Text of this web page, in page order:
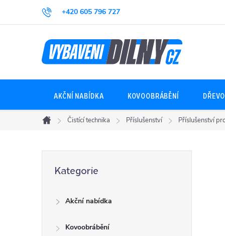
+420 605 796 727
AKČNÍ NABÍDKA KOVOOBRÁBĚNÍ
Domů
Čistící technika Příslušenství Příslušenství
kategorie
Kategorie
Akční nabídka
Kovoobrábění